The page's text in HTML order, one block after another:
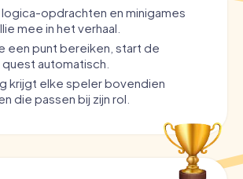
logica-opdrachten en minigames
mee in het verhaal.
een punt bereiken, start de
automatisch.
krijgt elke speler bovendien
die passen bij zijn rol.